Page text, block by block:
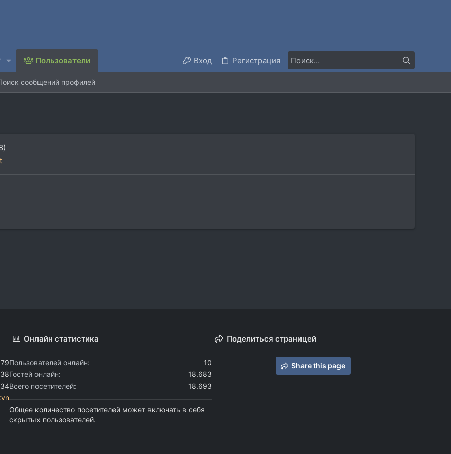
Пользователи Вход Регистрация
сообщений профилей
Онлайн статистика
Пользователей онлайн
10
Гостей онлайн
18.683
Всего посетителей
18.693
Общее количество посетителей может включать в себя
скрытых пользователей.
Поделиться страницей
Share this page